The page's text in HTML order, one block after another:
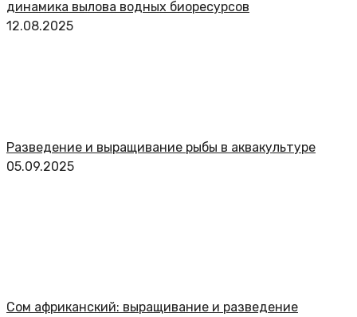
динамика вылова водных биоресурсов
12.08.2025
Разведение и выращивание рыбы в аквакультуре
05.09.2025
Сом африканский: выращивание и разведение